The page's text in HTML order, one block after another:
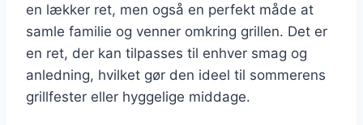
en lækker ret, men også en perfekt måde at
samle familie og venner omkring grillen. Det er
en ret, der kan tilpasses til enhver smag og
anledning, hvilket gør den ideel til sommerens
grillfester eller hyggelige middage.